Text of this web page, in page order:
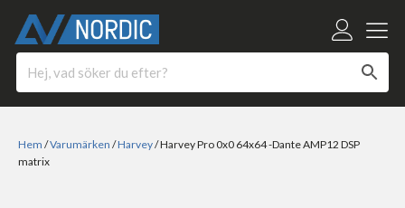
Hem /Varumärken /Harvey/ Harvey Pro 0x0 64x64 -Dante AMP12 DSP
matrix